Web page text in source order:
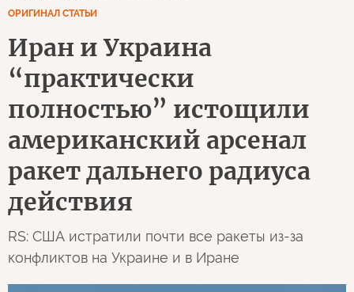
ОРИГИНАЛ СТАТЬИ
Иран и Украина
“практически
полностью” истощили
американский арсенал
ракет дальнего радиуса
действия
RS: США истратили почти все ракеты из-за
конфликтов на Украине и в Иране